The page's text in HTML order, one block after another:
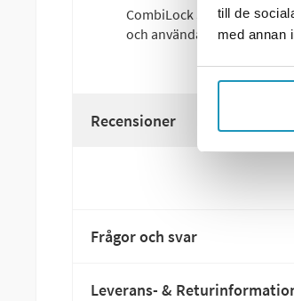
till de
med annan
CombiLock Stöldlås Grå
och användarvänligt
Recensioner
Frågor och svar
Leverans- &